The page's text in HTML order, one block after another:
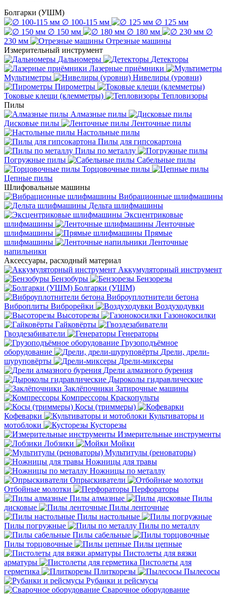
Болгарки (УШМ)
∅ 100-115 мм
∅ 125 мм
∅ 150 мм
∅ 180 мм
∅
230 мм
Отрезные машины
Измерительный инструмент
Дальномеры
Детекторы
Лазерные приёмники
Мультиметры
Нивелиры (уровни)
Пирометры
Токовые клещи (клемметры)
Тепловизоры
Пилы
Алмазные пилы
Дисковые пилы
Ленточные пилы
Настольные пилы
Пилы для гипсокартона
Пилы по металлу
Погружные пилы
Сабельные пилы
Торцовочные пилы
Цепные пилы
Шлифовальные машины
Вибрационные шлифмашины
Дельта шлифмашины
Эксцентриковые
шлифмашины
Ленточные
шлифмашины
Прямые
шлифмашины
Ленточные
напильники
Аксессуары, расходный материал
Аккумуляторный инструмент
Бензобуры
Бензорезы
Болгарки (УШМ)
Виброуплотнители бетона
Виброплиты Виброрейки
Воздуходувки
Высоторезы
Газонокосилки
Гайковёрты
Гвоздезабиватели
Генераторы
Грузоподъёмное
оборудование
Дрели, дрели-
шуруповёрты
Дрели-миксеры
Дрели алмазного бурения
Дыроколы гидравлические
Заклёпочники Затирочные машины
Компрессоры Краскопульты
Косы (триммеры)
Кофеварки
Культиваторы и
мотоблоки
Кусторезы
Измерительные инструменты
Лобзики
Мойки
Мультитулы (реноваторы)
Ножницы для травы
Ножницы по металлу
Опрыскиватели
Отбойные молотки
Перфораторы
Пилы алмазные
Пилы
дисковые
Пилы ленточные
Пилы настольные
Пилы погружные
Пилы по металлу
Пилы сабельные
Пилы торцовочные
Пилы цепные
Пистолеты для вязки
арматуры
Пистолеты для
герметика
Плиткорезы
Пылесосы
Рубанки и рейсмусы
Сварочное оборудование